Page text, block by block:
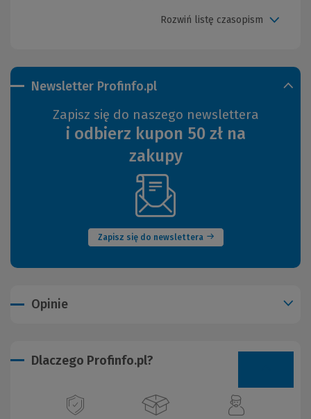
Newsletter Profinfo.pl
Zapisz się do naszego newslettera
i odbierz kupon 50 zł na
zakupy
Zapisz się do newslettera
(Nowe
okno)
Rozwiń listę czasopism
Opinie
Dlaczego Profinfo.pl?